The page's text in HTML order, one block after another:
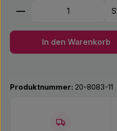
Produkt Anzahl: Gib
In den Warenkorb
Produktnummer: 20-8083-11